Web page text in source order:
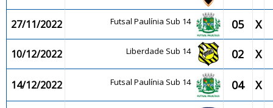
27/11/2022 Futsal Paulínia Sub 14 05 X
10/12/2022 Liberdade Sub 14 02 X
14/12/2022 Futsal Paulínia Sub 14 04 X